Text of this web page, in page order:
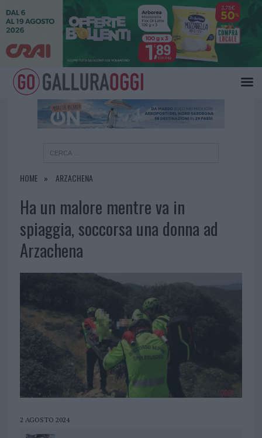
HOME ARZACHENA
Ha un malore mentre va in
spiaggia, soccorsa una donna ad
Arzachena
2 AGOSTO 2024
×